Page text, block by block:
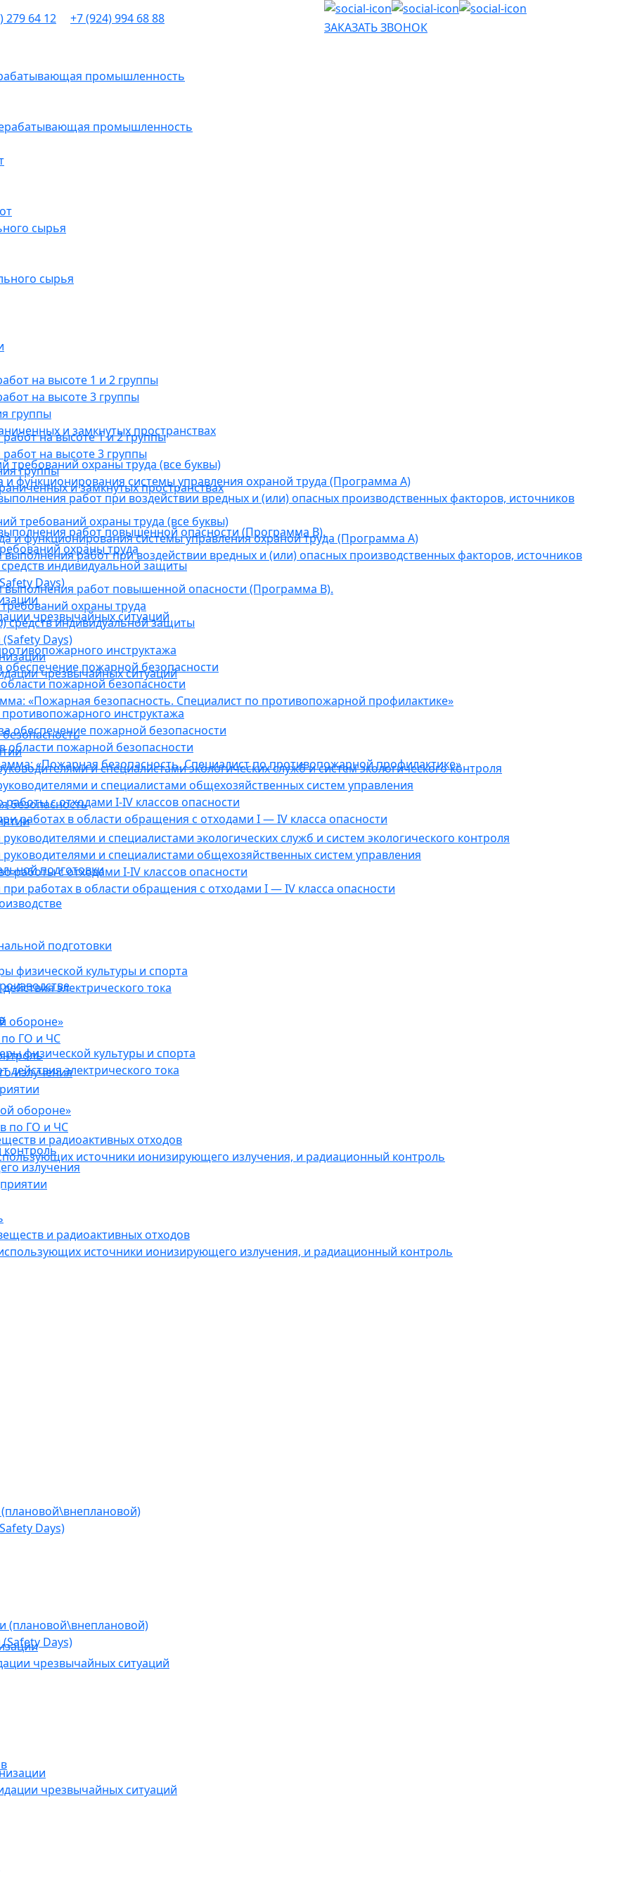
промышленность
сырья
на высоте 1 и 2 группы
на высоте 3 группы
группы
и замкнутых пространствах
требований охраны труда (все буквы)
функционирования системы управления охраной труда (Программа А)
работ при воздействии вредных и (или) опасных производственных факторов, источников
работ повышенной опасности (Программа В).
охраны труда
индивидуальной защиты
Days)
чрезвычайных ситуаций
инструктажа
пожарной безопасности
пожарной безопасности
«Пожарная безопасность. Специалист по противопожарной профилактике»
и специалистами экологических служб и систем экологического контроля
и специалистами общехозяйственных систем управления
с отходами I-IV классов опасности
работах в области обращения с отходами I — IV класса опасности
подготовки
физической культуры и спорта
электрического тока
обороне»
ГО и ЧС
излучения
и радиоактивных отходов
источники ионизирующего излучения, и радиационный контроль
Days)
чрезвычайных ситуаций
279 64 12 +7 (924) 994 68 88
ЗАКАЗАТЬ ЗВОНОК
промышленность
сырья
на высоте 1 и 2 группы
на высоте 3 группы
группы
и замкнутых пространствах
требований охраны труда (все буквы)
и функционирования системы управления охраной труда (Программа А)
работ при воздействии вредных и (или) опасных производственных факторов, источников
работ повышенной опасности (Программа В).
охраны труда
индивидуальной защиты
Days)
чрезвычайных ситуаций
инструктажа
обеспечение пожарной безопасности
пожарной безопасности
«Пожарная безопасность. Специалист по противопожарной профилактике»
безопасность
и специалистами экологических служб и систем экологического контроля
и специалистами общехозяйственных систем управления
работы с отходами I-IV классов опасности
работах в области обращения с отходами I — IV класса опасности
подготовки
физической культуры и спорта
электрического тока
обороне»
по ГО и ЧС
контроль
излучения
и радиоактивных отходов
источники ионизирующего излучения, и радиационный контроль
(плановой\внеплановой)
Days)
чрезвычайных ситуаций